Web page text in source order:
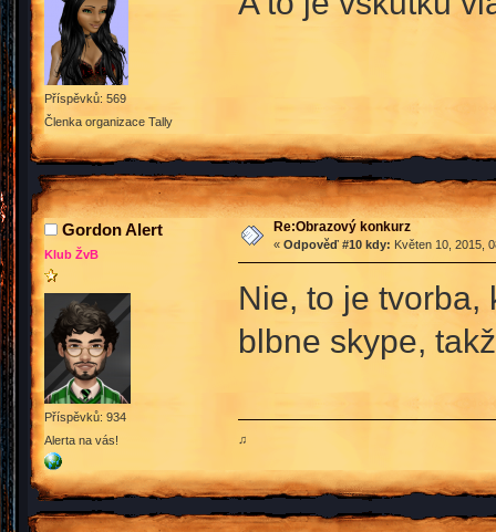
Příspěvků: 569
Členka organizace Tally
Gordon Alert
Klub ŽvB
Příspěvků: 934
Alerta na vás!
Re:Obrazový konkurz
« Odpověď #10 kdy: Květen 10, 2015,
Nie, to je tvorba,
blbne skype,
♫